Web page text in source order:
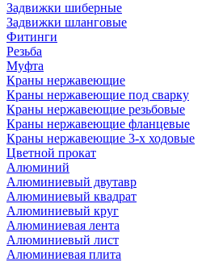
Задвижки шиберные
Задвижки шланговые
Фитинги
Резьба
Муфта
Краны нержавеющие
Краны нержавеющие под сварку
Краны нержавеющие резьбовые
Краны нержавеющие фланцевые
Краны нержавеющие 3-х ходовые
Цветной прокат
Алюминий
Алюминиевый двутавр
Алюминиевый квадрат
Алюминиевый круг
Алюминиевая лента
Алюминиевый лист
Алюминиевая плита